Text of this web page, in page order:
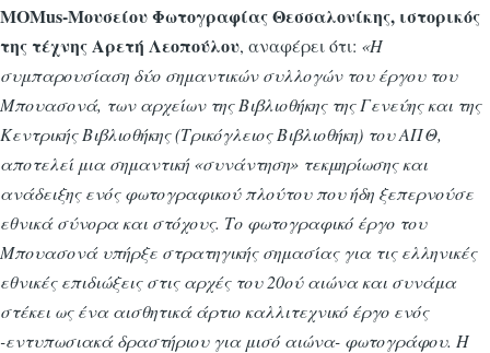
MOMus-Μουσείου Φωτογραφίας Θεσσαλονίκης, ιστορικός
της τέχνης Αρετή Λεοπούλου, αναφέρει ότι: «Η
συμπαρουσίαση δύο σημαντικών συλλογών του έργου του
Μπουασονά, των αρχείων της Βιβλιοθήκης της Γενεύης και της
Κεντρικής Βιβλιοθήκης (Τρικόγλειος Βιβλιοθήκη) του ΑΠΘ,
αποτελεί μια σημαντική «συνάντηση» τεκμηρίωσης και
ανάδειξης ενός φωτογραφικού πλούτου που ήδη ξεπερνούσε
εθνικά σύνορα και στόχους. Το φωτογραφικό έργο του
Μπουασονά υπήρξε στρατηγικής σημασίας για τις ελληνικές
εθνικές επιδιώξεις στις αρχές του 20ού αιώνα και συνάμα
στέκει ως ένα αισθητικά άρτιο καλλιτεχνικό έργο ενός
-εντυπωσιακά δραστήριου για μισό αιώνα- φωτογράφου. Η